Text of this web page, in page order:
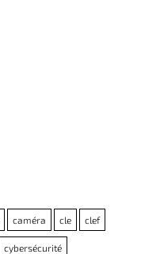
caméra cle clef
cybersécurité